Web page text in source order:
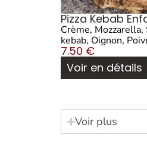
Pizza Kebab
Crème,
kebab, Oignon,
7.50 €
Voir en détails
Voir plus